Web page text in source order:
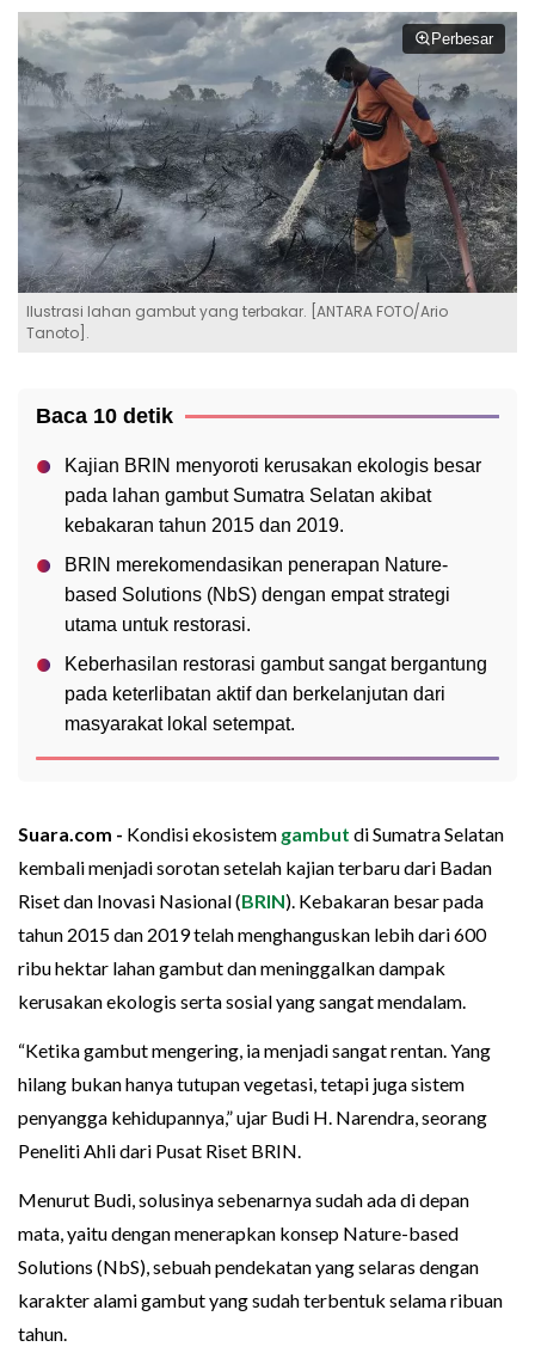
Perbesar
Ilustrasi lahan gambut yang terbakar. [ANTARA FOTO/Ario
Tanoto].
Baca 10 detik
Kajian BRIN menyoroti kerusakan ekologis besar
pada lahan gambut Sumatra Selatan akibat
kebakaran tahun 2015 dan 2019.
BRIN merekomendasikan penerapan Nature-
based Solutions (NbS) dengan empat strategi
utama untuk restorasi.
Keberhasilan restorasi gambut sangat bergantung
pada keterlibatan aktif dan berkelanjutan dari
masyarakat lokal setempat.
Suara.com - Kondisi ekosistem gambut di Sumatra Selatan
kembali menjadi sorotan setelah kajian terbaru dari Badan
Riset dan Inovasi Nasional (BRIN). Kebakaran besar pada
tahun 2015 dan 2019 telah menghanguskan lebih dari 600
ribu hektar lahan gambut dan meninggalkan dampak
kerusakan ekologis serta sosial yang sangat mendalam.
“Ketika gambut mengering, ia menjadi sangat rentan. Yang
hilang bukan hanya tutupan vegetasi, tetapi juga sistem
penyangga kehidupannya,” ujar Budi H. Narendra, seorang
Peneliti Ahli dari Pusat Riset BRIN.
Menurut Budi, solusinya sebenarnya sudah ada di depan
mata, yaitu dengan menerapkan konsep Nature-based
Solutions (NbS), sebuah pendekatan yang selaras dengan
karakter alami gambut yang sudah terbentuk selama ribuan
tahun.